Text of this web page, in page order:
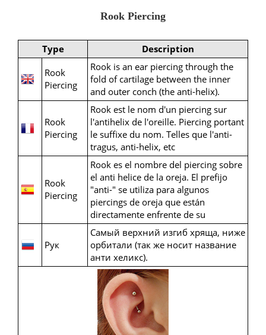
Rook Piercing
Type
Description
Rook
Piercing
Rook is an ear piercing through the
fold of cartilage between the inner
and outer conch (the anti-helix).
Rook
Piercing
Rook est le nom d'un piercing sur
l'antihelix de l'oreille. Piercing portant
le suffixe du nom. Telles que l'anti-
tragus, anti-helix, etc
Rook
Piercing
Rook es el nombre del piercing sobre
el anti helice de la oreja. El prefijo
"anti-" se utiliza para algunos
piercings de oreja que están
directamente enfrente de su
Рук
Самый верхний изгиб хряща, ниже
орбитали (так же носит название
анти хеликс).